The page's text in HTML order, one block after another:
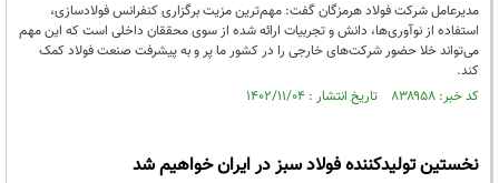
مدیرعامل شرکت فولاد هرمزگان گفت: مهم‌ترین مزیت برگزاری کنفرانس فولادسازی،
استفاده از نوآوری‌ها، دانش و تجربیات ارائه شده از سوی محققان داخلی است که این مهم
می‌تواند خلا حضور شرکت‌های خارجی را در کشور ما پر و به پیشرفت صنعت فولاد کمک
کند.
کد خبر: ۸۳۸۹۵۸ تاریخ انتشار : ۱۴۰۲/۱۱/۰۴
نخستین تولیدکننده فولاد سبز در ایران خواهیم شد